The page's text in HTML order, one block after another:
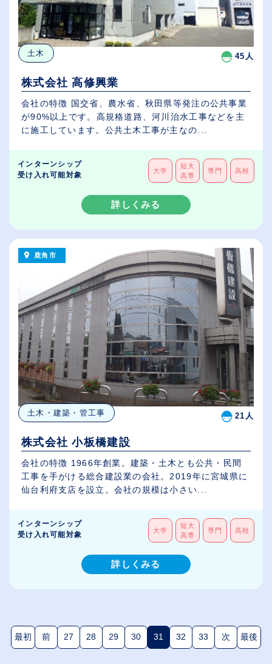
土木 45人
株式会社 高修興業
会社の特徴 国交省、農水省、秋田県等発注の公共事業
が90%以上です。高規格道路、河川治水工事などを主
に施工しています。公共土木工事が主なの...
インターンシップ
受け入れ可能対象
大学
短大
高専
専門 高校
詳しくみる
鹿角市
土木・建築・管工事 21人
株式会社 小板橋建設
会社の特徴 1966年創業。建築・土木とも公共・民間
工事を手がける総合建設業の会社。2019年に宮城県に
仙台利府支店を設立。会社の規模は小さい...
インターンシップ
受け入れ可能対象
大学
短大
高専
専門 高校
詳しくみる
最初 前 27 28 29 30 31(現在のページ)
32 33 次 最後